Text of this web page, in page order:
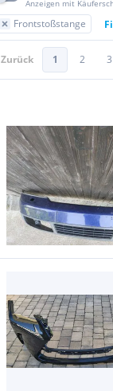
Anzeigen mit
Frontstoßstange
Zurück 1 2 3